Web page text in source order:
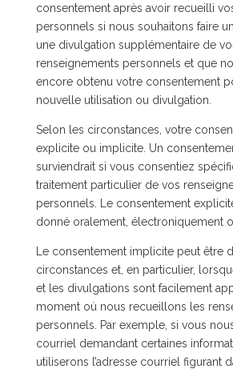
consentement après avoir recueilli
personnels si nous souhaitons faire
une divulgation supplémentaire de
renseignements personnels et que
encore obtenu votre consentement
nouvelle utilisation ou divulgation.
Selon les circonstances, votre
explicite ou implicite. Un
surviendrait si vous consentiez
traitement particulier de vos
personnels. Le consentement
donné oralement, électroniquement
Le consentement implicite peut être
circonstances et, en particulier,
et les divulgations sont facilement
moment où nous recueillons les
personnels. Par exemple, si vous
courriel demandant certaines
utiliserons l’adresse courriel figurant